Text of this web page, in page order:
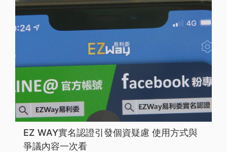
EZ WAY實名認證引發個資疑慮 使用方式與
爭議內容一次看